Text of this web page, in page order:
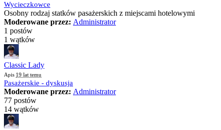
Wycieczkowce
Osobny rodzaj statków pasażerskich z miejscami hotelowymi
Moderowane przez: Administrator
1 postów
1 wątków
Classic Lady
Apis 19 lat temu
Pasażerskie - dyskusja
Moderowane przez: Administrator
77 postów
14 wątków